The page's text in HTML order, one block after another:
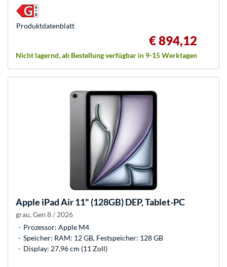
€ 894,12
Nicht lagernd, ab Bestellung verfügbar in 9-15 Werktagen
Produkt­datenblatt
Apple iPad Air 11" (128GB) DEP, Tablet-PC
grau, Gen 8 / 2026
Prozessor: Apple M4
Speicher: RAM: 12 GB, Festspeicher: 128 GB
Display: 27,96 cm (11 Zoll)